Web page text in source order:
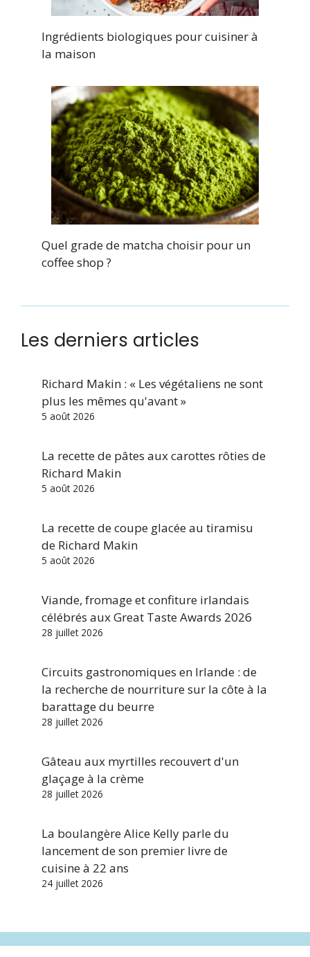
Ingrédients biologiques pour cuisiner à
la maison
Quel grade de matcha choisir pour un
coffee shop ?
Les derniers articles
Richard Makin : « Les végétaliens ne sont
plus les mêmes qu'avant »
5 août 2026
La recette de pâtes aux carottes rôties de
Richard Makin
5 août 2026
La recette de coupe glacée au tiramisu
de Richard Makin
5 août 2026
Viande, fromage et confiture irlandais
célébrés aux Great Taste Awards 2026
28 juillet 2026
Circuits gastronomiques en Irlande : de
la recherche de nourriture sur la côte à la
barattage du beurre
28 juillet 2026
Gâteau aux myrtilles recouvert d'un
glaçage à la crème
28 juillet 2026
La boulangère Alice Kelly parle du
lancement de son premier livre de
cuisine à 22 ans
24 juillet 2026